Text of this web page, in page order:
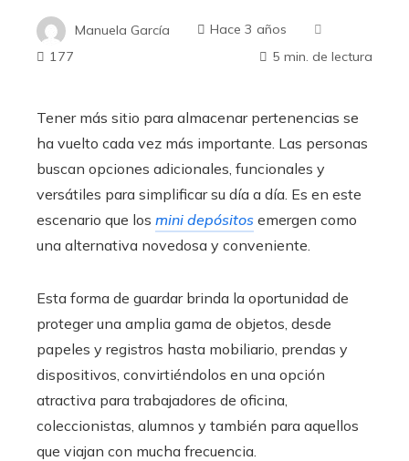
Manuela García
Hace 3 años
177
5 min. de lectura
Tener más sitio para almacenar pertenencias se
ha vuelto cada vez más importante. Las personas
buscan opciones adicionales, funcionales y
versátiles para simplificar su día a día. Es en este
escenario que los mini depósitos emergen como
una alternativa novedosa y conveniente.
Esta forma de guardar brinda la oportunidad de
proteger una amplia gama de objetos, desde
papeles y registros hasta mobiliario, prendas y
dispositivos, convirtiéndolos en una opción
atractiva para trabajadores de oficina,
coleccionistas, alumnos y también para aquellos
que viajan con mucha frecuencia.